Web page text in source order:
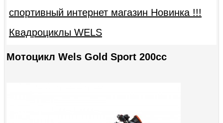
спортивный интернет магазин Новинка !!!
Квадроциклы WELS
Мотоцикл Wels Gold Sport 200cc